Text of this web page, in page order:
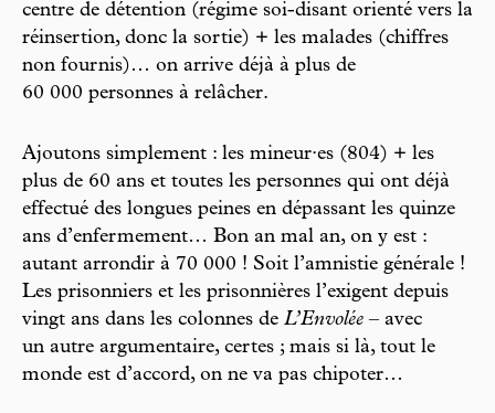
centre de détention (régime soi-disant orienté vers la
réinsertion, donc la sortie) + les malades (chiffres
non fournis)… on arrive déjà à plus de
60 000 personnes à relâcher.
Ajoutons simplement : les mineur·es (804) + les
plus de 60 ans et toutes les personnes qui ont déjà
effectué des longues peines en dépassant les quinze
ans d’enfermement… Bon an mal an, on y est :
autant arrondir à 70 000 ! Soit l’amnistie générale !
Les prisonniers et les prisonnières l’exigent depuis
vingt ans dans les colonnes de L’Envolée – avec
un autre argumentaire, certes ; mais si là, tout le
monde est d’accord, on ne va pas chipoter…